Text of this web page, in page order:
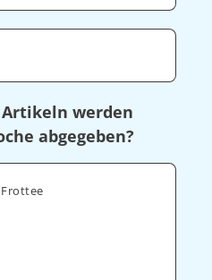
werden
abgegeben?